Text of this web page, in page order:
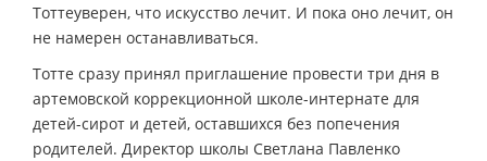
Тоттеуверен, что искусство лечит. И пока оно лечит, он
не намерен останавливаться.
Тотте сразу принял приглашение провести три дня в
артемовской коррекционной школе-интернате для
детей-сирот и детей, оставшихся без попечения
родителей. Директор школы Светлана Павленко